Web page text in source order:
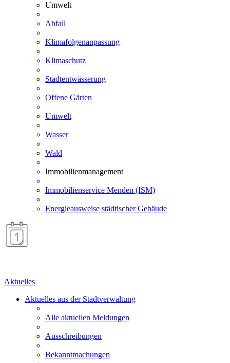
Umwelt
Abfall
Klimafolgenanpassung
Klimaschutz
Stadtentwässerung
Offene Gärten
Umwelt
Wasser
Wald
Immobilienmanagement
Immobilienservice Menden (ISM)
Energieausweise städtischer Gebäude
Aktuelles
Aktuelles aus der Stadtverwaltung
Alle aktuellen Meldungen
Ausschreibungen
Bekanntmachungen